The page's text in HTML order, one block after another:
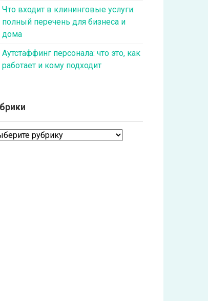
Что входит в клининговые услуги:
полный перечень для бизнеса и
дома
Аутстаффинг персонала: что это, как
работает и кому подходит